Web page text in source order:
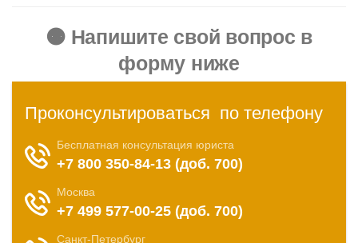
🟠 Напишите свой вопрос в
форму ниже